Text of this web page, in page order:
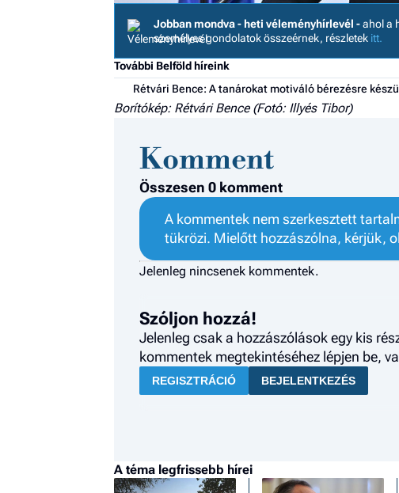
Jobban mondva - heti véleményhírlevél -ahol a
személyes gondolatok összeérnek, részletek itt.
További Belföld híreink
Rétvári Bence: A tanárokat motiváló bérezésre
Borítókép: Rétvári Bence (Fotó: Illyés Tibor)
Komment
Összesen 0 komment
A kommentek nem szerkesztett
tükrözi. Mielőtt hozzászólna, kérjük,
Jelenleg nincsenek kommentek.
Szóljon hozzá!
Jelenleg csak a hozzászólások egy kis
kommentek megtekintéséhez lépjen be,
REGISZTRÁCIÓ BEJELENTKEZÉS
A téma legfrissebb hírei